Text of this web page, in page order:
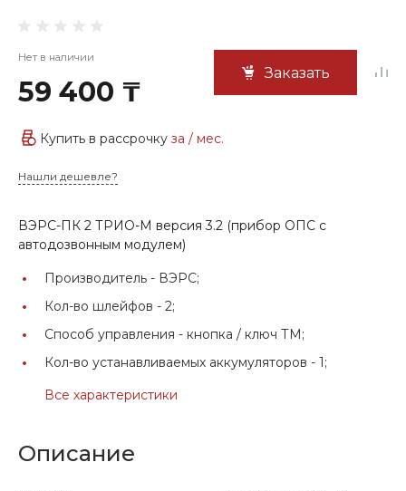
Нет в наличии
59 400 ₸
Заказать
Купить в рассрочку за / мес.
Нашли дешевле?
ВЭРС-ПК 2 ТРИО-М версия 3.2 (прибор ОПС с
автодозвонным модулем)
Производитель - ВЭРС;
Кол-во шлейфов - 2;
Способ управления - кнопка / ключ ТМ;
Кол-во устанавливаемых аккумуляторов - 1;
Все характеристики
Описание